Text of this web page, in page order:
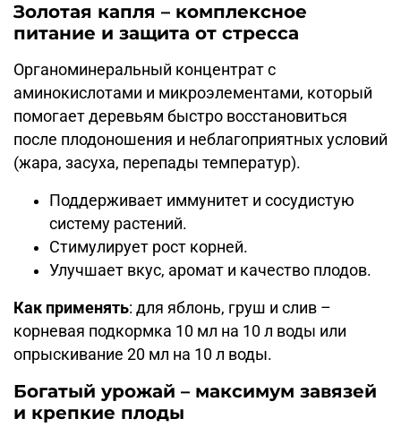
Золотая капля – комплексное
питание и защита от стресса
Органоминеральный концентрат с
аминокислотами и микроэлементами, который
помогает деревьям быстро восстановиться
после плодоношения и неблагоприятных условий
(жара, засуха, перепады температур).
Поддерживает иммунитет и сосудистую
систему растений.
Стимулирует рост корней.
Улучшает вкус, аромат и качество плодов.
Как применять: для яблонь, груш и слив –
корневая подкормка 10 мл на 10 л воды или
опрыскивание 20 мл на 10 л воды.
Богатый урожай – максимум завязей
и крепкие плоды